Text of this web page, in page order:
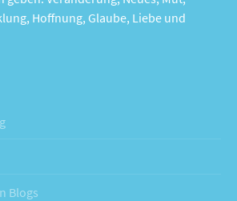
Hoffnung, Glaube, Liebe und
Blogs